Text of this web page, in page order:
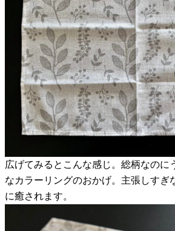
広げてみるとこんな感じ。総柄なのに
なカラーリングのおかげ。主張しすぎ
に癒されます。